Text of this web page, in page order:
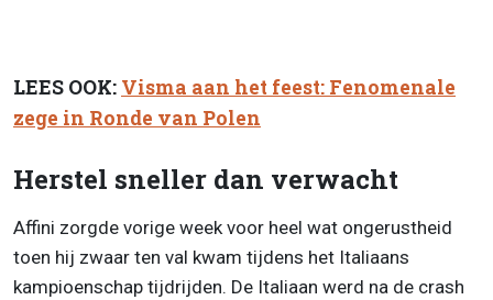
LEES OOK: Visma aan het feest: Fenomenale
zege in Ronde van Polen
Herstel sneller dan verwacht
Affini zorgde vorige week voor heel wat ongerustheid
toen hij zwaar ten val kwam tijdens het Italiaans
kampioenschap tijdrijden. De Italiaan werd na de crash